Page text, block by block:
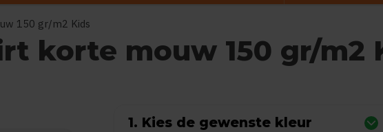
150 gr/m2 Kids
korte mouw 150 gr/m2
1. Kies de gewenste kleur